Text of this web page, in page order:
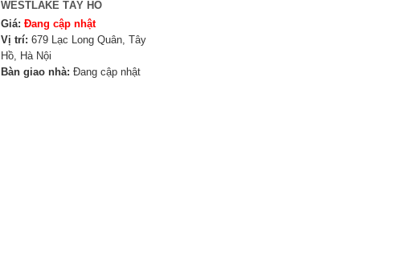
WESTLAKE TÂY HỒ
Giá: Đang cập nhật
Vị trí: 679 Lạc Long Quân, Tây
Hồ, Hà Nội
Bàn giao nhà: Đang cập nhật